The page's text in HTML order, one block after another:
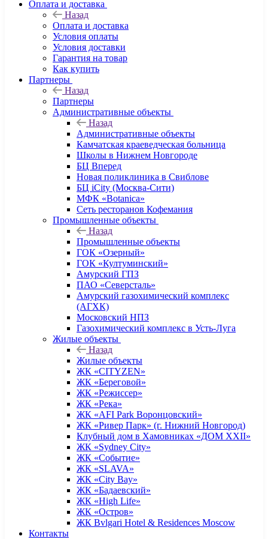
Оплата и доставка
Назад
Оплата и доставка
Условия оплаты
Условия доставки
Гарантия на товар
Как купить
Партнеры
Назад
Партнеры
Административные объекты
Назад
Административные объекты
Камчатская краеведческая больница
Школы в Нижнем Новгороде
БЦ Вперед
Новая поликлиника в Свиблове
БЦ iCity (Москва-Сити)
МФК «Botanica»
Сеть ресторанов Кофемания
Промышленные объекты
Назад
Промышленные объекты
ГОК «Озерный»
ГОК «Култуминский»
Амурский ГПЗ
ПАО «Северсталь»
Амурский газохимический комплекс
(АГХК)
Московский НПЗ
Газохимический комплекс в Усть-Луга
Жилые объекты
Назад
Жилые объекты
ЖК «CITYZEN»
ЖК «Береговой»
ЖК «Режиссер»
ЖК «Река»
ЖК «AFI Park Воронцовский»
ЖК «Ривер Парк» (г. Нижний Новгород)
Клубный дом в Хамовниках «ДОМ XXII»
ЖК «Sydney City»
ЖК «Событие»
ЖК «SLAVA»
ЖК «City Bay»
ЖК «Бадаевский»
ЖК «High Life»
ЖК «Остров»
ЖК Bvlgari Hotel & Residences Moscow
Контакты